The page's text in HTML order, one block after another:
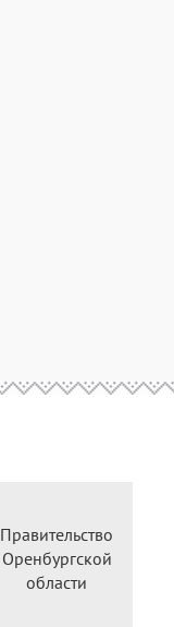
Правительство
Оренбургской
области